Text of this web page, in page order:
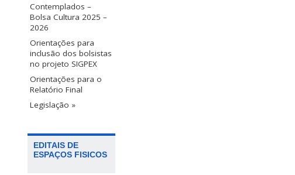
Contemplados –
Bolsa Cultura 2025 –
2026
Orientações para
inclusão dos bolsistas
no projeto SIGPEX
Orientações para o
Relatório Final
Legislação »
EDITAIS DE
ESPAÇOS FISICOS